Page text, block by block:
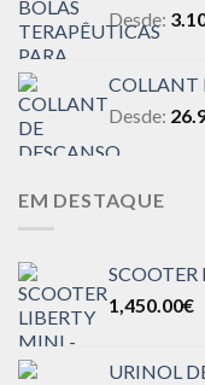
Desde:
COLLANT
Desde:
EM DESTAQUE
1,450.00€
URINOL